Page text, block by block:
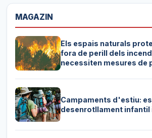
MAGAZIN
Els espais naturals
fora de perill dels
necessiten mesures de
Campaments d'estiu:
desenrotllament infantil